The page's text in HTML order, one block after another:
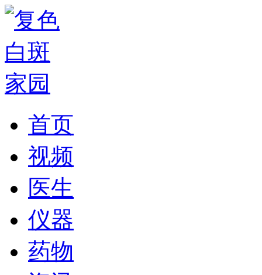
首页
视频
医生
仪器
药物